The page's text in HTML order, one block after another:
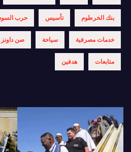
بنك الخرطوم تأسيس حرب
خدمات مصرفية سياحة صن داونز
متابعات هدفين